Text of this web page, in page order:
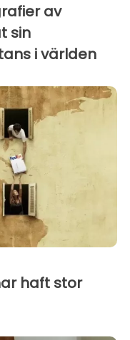
av
sin
i världen
haft stor